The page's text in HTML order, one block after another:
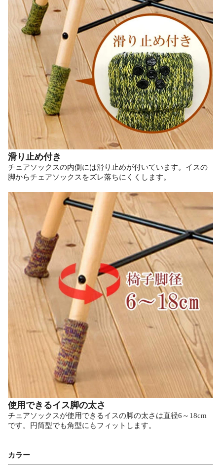
滑り止め付き
チェアソックスの内側には滑り止めが付いています。イスの
脚からチェアソックスをズレ落ちにくくします。
使用できるイス脚の太さ
チェアソックスが使用できるイスの脚の太さは直径6～18cm
です。円筒型でも角型にもフィットします。
カラー